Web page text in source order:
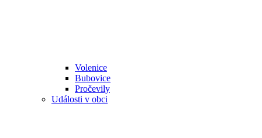
Volenice
Bubovice
Pročevily
Události v obci